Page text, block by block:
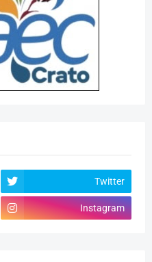
Twitter
Instagram